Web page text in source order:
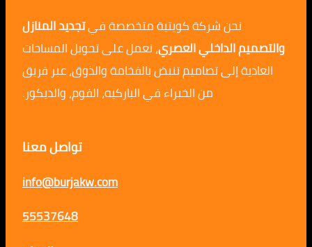
نحن شركة كويتية متخصصة فيتجديد المنازل
الداخلي العصري، نعمل على تحويل المساحات
إلى تصاميم تنبض بالفخامة والذوق، عبر فريق
من الخبراء في الباركيه، الفوم، والديكور.
info@burjakw.com